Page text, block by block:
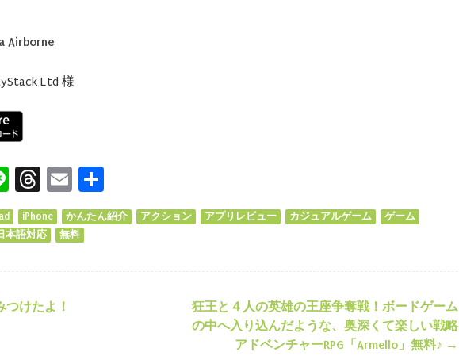
Airborne
Ltd 様
LineThreads
Email
有
iPhone かんたん紹介 アクション アプリレビュー カジュアルゲーム
ゲーム
本語対応 無料
ビゲーション
つけたよ！
狂王と４人の英雄の王座争奪戦！ボードゲーム
の中へ入り込んだような、奥深くて楽しい戦略
アドベンチャーRPG「Armello」無料♪ →